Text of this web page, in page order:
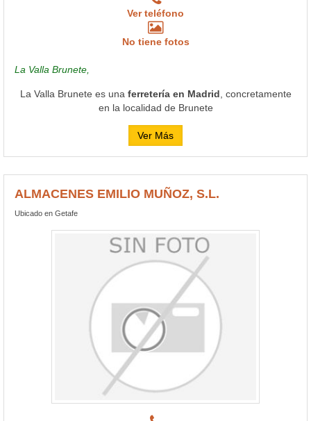
Ver teléfono
No tiene fotos
La Valla Brunete,
La Valla Brunete es una ferretería en Madrid , concretamente
en la localidad de Brunete
Ver Más
ALMACENES EMILIO MUÑOZ, S.L.
Ubicado en Getafe